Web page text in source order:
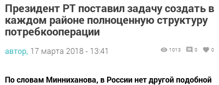
Президент РТ поставил задачу создать в
каждом районе полноценную структуру
потребкооперации
автор, 17 марта 2018 - 13:41 1013 0 0
По словам Минниханова, в России нет другой подобной